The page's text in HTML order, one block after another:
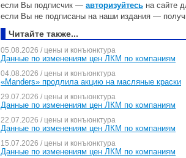
если Вы подписчик — авторизуйтесь на сайте
если Вы не подписаны на наши издания —
Читайте также...
05.08.2026 / цены и конъюнктура
Данные по изменениям цен ЛКМ по компаниям
04.08.2026 / цены и конъюнктура
«Manders» продлила акцию на масляные краски
29.07.2026 / цены и конъюнктура
Данные по изменениям цен ЛКМ по компаниям
22.07.2026 / цены и конъюнктура
Данные по изменениям цен ЛКМ по компаниям
15.07.2026 / цены и конъюнктура
Данные по изменениям цен ЛКМ по компаниям